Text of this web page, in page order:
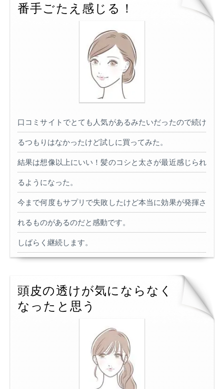
番手ごたえ感じる！
口コミサイトでとても人気があるみたいだったので続け
るつもりはなかったけど試しに買ってみた。
結果は想像以上にいい！髪のコシと太さが最近感じられ
るようになった。
今まで何度もサプリで失敗したけど本当に効果が発揮さ
れるものがあるのだと感動です。
しばらく継続します。
頭皮の透けが気にならなく
なったと思う